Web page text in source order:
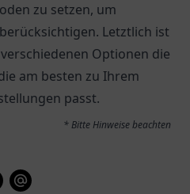
zu setzen, um
Letztlich ist
Optionen die
am besten zu Ihrem
passt.
* Bitte Hinweise beachten